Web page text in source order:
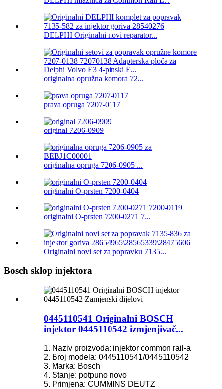
DELPHI Originalni novi reparator...
originalna opružna komora 72...
prava opruga 7207-0117
original 7206-0909
originalna opruga 7206-0905 ...
originalni O-prsten 7200-0404
originalni O-prsten 7200-0271 7...
Originalni novi set za popravku 7135...
Bosch sklop injektora
0445110541 Originalni BOSCH
injektor 0445110542 izmjenjivač...
1. Naziv proizvoda: injektor common rail-a
2. Broj modela: 0445110541/0445110542
3. Marka: Bosch
4. Stanje: potpuno novo
5. Primjena: CUMMINS DEUTZ